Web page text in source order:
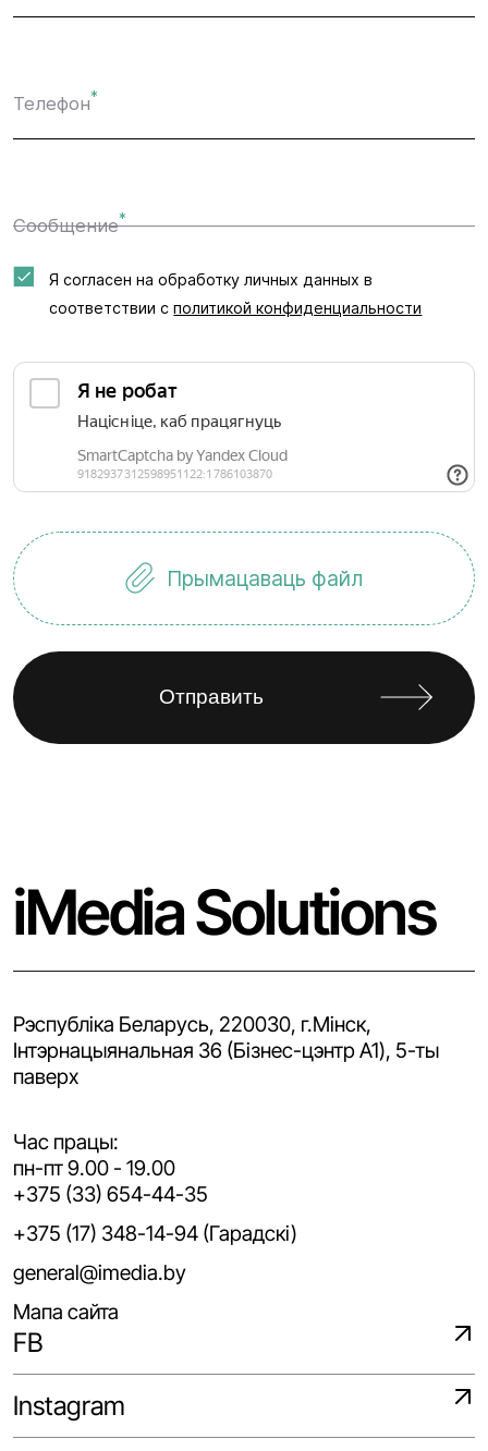
Телефон*
Сообщение*
Я согласен на обработку личных данных в
соответствии сполитикой конфиденциальности
Прымацаваць файл
iMedia Solutions
Рэспубліка Беларусь, 220030, г.Мінск,
Iнтэрнацыянальная 36 (Бізнес-цэнтр A1), 5-ты
паверх
Час працы:
пн-пт 9.00 - 19.00
+375 (33) 654-44-35
+375 (17) 348-14-94 (Гарадскі)
general@imedia.by
Мапа сайта
FB
Instagram